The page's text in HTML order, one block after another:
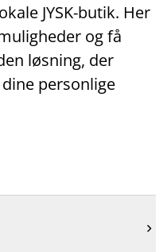
JYSK‑butik. Her
og få
løsning, der
personlige
